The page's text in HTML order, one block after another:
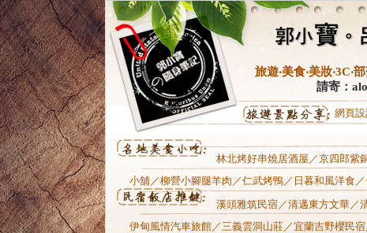
旅遊‧美食‧美妝
請寄：
網頁
林北烤好串燒居酒屋 ／京四郎紫
小舖／柳營小腳腿羊肉 ／仁武烤鴨／ 日暮和風洋食／
溪頭雅筑民宿／清邁東方文華／
伊甸風情汽車旅館／三義雲洞山莊／宜蘭吉野櫻民宿